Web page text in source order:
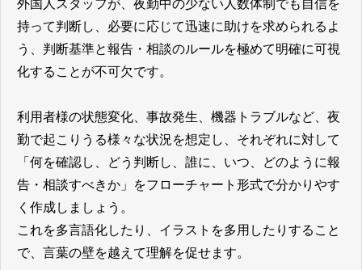
外国人スタッフが、夜勤中の少ない人数体制でも自信を
持って判断し、必要に応じて迅速に助けを求められるよ
う、判断基準と報告・相談のルールを極めて明確に可視
化することが不可欠です。
利用者様の状態変化、事故発生、機器トラブルなど、夜
勤で起こりうる様々な状況を想定し、それぞれに対して
「何を確認し、どう判断し、誰に、いつ、どのように報
告・相談すべきか」をフローチャート形式で分かりやす
く作成しましょう。
これを多言語化したり、イラストを多用したりすること
で、言葉の壁を越えて理解を促せます。